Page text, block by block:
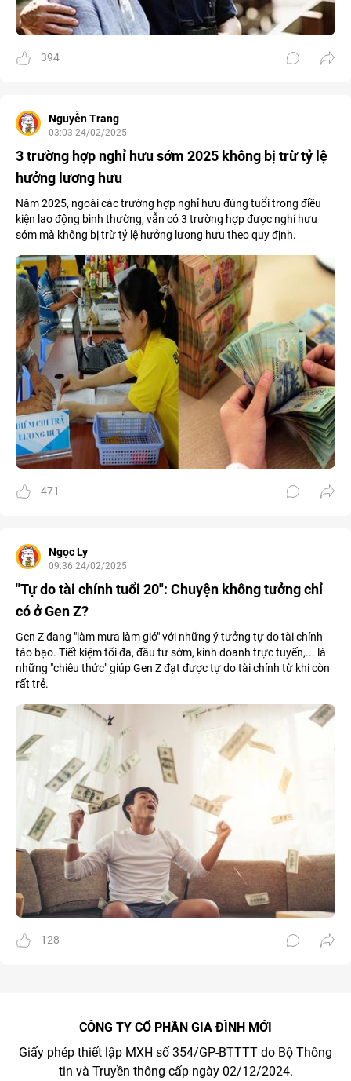
394
Nguyễn Trang
03:03 24/02/2025
3 trường hợp nghỉ hưu sớm 2025 không bị trừ tỷ lệ
hưởng lương hưu
Năm 2025, ngoài các trường hợp nghỉ hưu đúng tuổi trong điều
kiện lao động bình thường, vẫn có 3 trường hợp được nghỉ hưu
sớm mà không bị trừ tỷ lệ hưởng lương hưu theo quy định.
471
Ngọc Ly
09:36 24/02/2025
"Tự do tài chính tuổi 20": Chuyện không tưởng chỉ
có ở Gen Z?
Gen Z đang "làm mưa làm gió" với những ý tưởng tự do tài chính
táo bạo. Tiết kiệm tối đa, đầu tư sớm, kinh doanh trực tuyến,... là
những "chiêu thức" giúp Gen Z đạt được tự do tài chính từ khi còn
rất trẻ.
128
CÔNG TY CỔ PHẦN GIA ĐÌNH MỚI
Giấy phép thiết lập MXH số 354/GP-BTTTT do Bộ Thông
tin và Truyền thông cấp ngày 02/12/2024.